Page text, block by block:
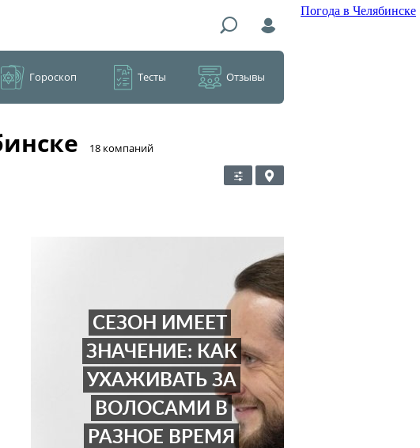
Погода в Челябинске
Гороскоп Тесты Отзывы
​18 компаний
СЕЗОН ИМЕЕТ
ЗНАЧЕНИЕ: КАК
УХАЖИВАТЬ ЗА
ВОЛОСАМИ В
РАЗНОЕ ВРЕМЯ